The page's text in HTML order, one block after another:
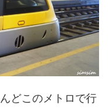
どこのメトロで行